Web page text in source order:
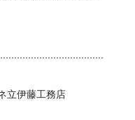
立伊藤工務店